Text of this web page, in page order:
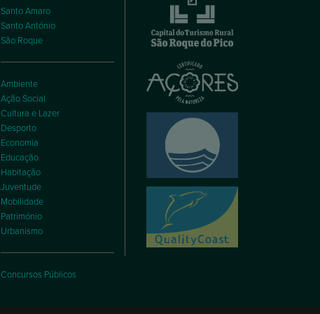
Santo Amaro
Santo António
São Roque
Ambiente
Ação Social
Cultura e Lazer
Desporto
Economia
Educação
Habitação
Juventude
Mobilidade
Património
Urbanismo
Concursos Públicos